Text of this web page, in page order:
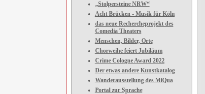
„Stolpersteine NRW“
Acht Brücken - Musik für Köln
das neue Rechercheprojekt des
Comedia Theaters
Menschen, Bilder, Orte
Chorweihe feiert Jubiläum
Crime Cologne Award 2022
Der etwas andere Kunstkatalog
Wanderausstellung des MiQua
Portal zur Sprache